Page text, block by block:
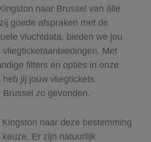
naar Brussel van álle
goede afspraken met de
vluchtdata, bieden we jou
vliegticketaanbiedingen. Met
filters en opties in onze
heb jij jouw vliegtickets
zo gevonden.
naar deze bestemming
Er zijn natuurlijk